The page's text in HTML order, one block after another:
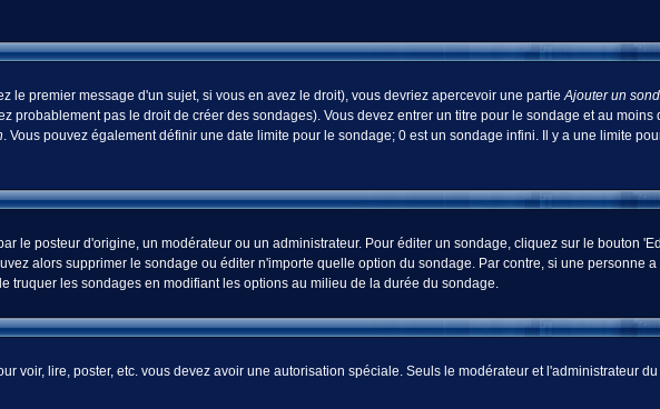
le premier message d'un sujet, si vous en avez le droit), vous devriez apercevoir une partieAjouter un
probablement pas le droit de créer des sondages). Vous devez entrer un titre pour le sondage et au
. Vous pouvez également définir une date limite pour le sondage; 0 est un sondage infini. Il y a une limite
le posteur d'origine, un modérateur ou un administrateur. Pour éditer un sondage, cliquez sur le bouton
alors supprimer le sondage ou éditer n'importe quelle option du sondage. Par contre, si une personne
truquer les sondages en modifiant les options au milieu de la durée du sondage.
voir, lire, poster, etc. vous devez avoir une autorisation spéciale. Seuls le modérateur et l'administrateur